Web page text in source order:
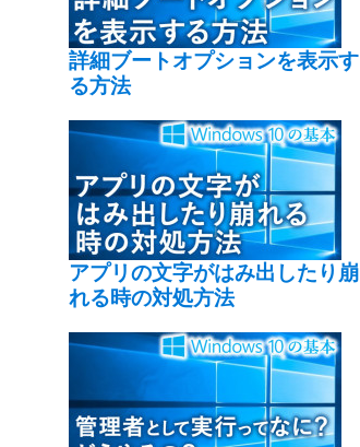
詳細ブートオプションを表示す
る方法
アプリの文字がはみ出したり崩
れる時の対処方法